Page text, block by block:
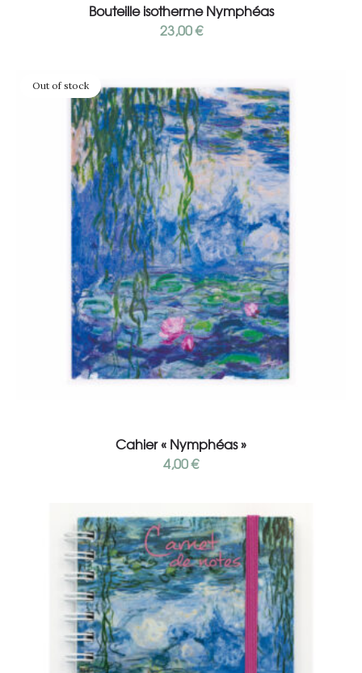
Bouteille isotherme Nymphéas
23,00€
Out of stock
Cahier « Nymphéas »
4,00€